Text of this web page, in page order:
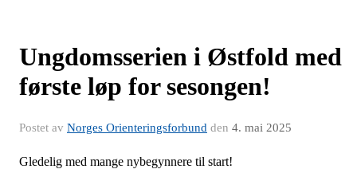
Ungdomsserien i Østfold med
første løp for sesongen!
Postet av Norges Orienteringsforbund den 4. mai 2025
Gledelig med mange nybegynnere til start!